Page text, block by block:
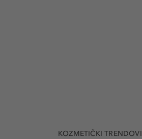
KOZMETIČKI TRENDOVI